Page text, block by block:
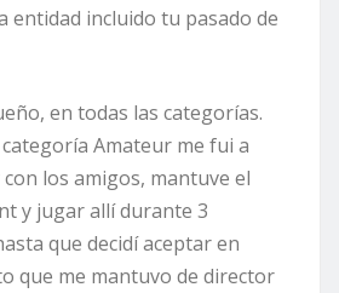
entidad incluido tu pasado de
en todas las categorías.
Amateur me fui a
los amigos, mantuve el
y jugar allí durante 3
que decidí aceptar en
que me mantuvo de director